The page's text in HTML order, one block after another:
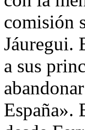
comisión
Jáuregui.
a sus
España».